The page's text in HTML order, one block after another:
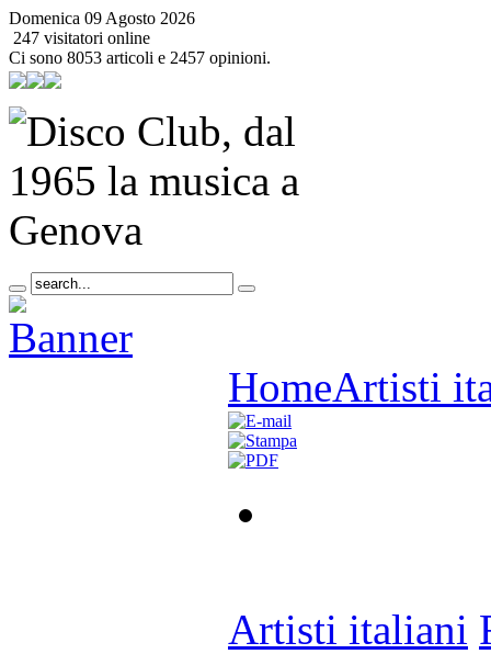
Domenica 09 Agosto 2026
247 visitatori online
Ci sono 8053 articoli e 2457 opinioni.
HomeArtisti
Artisti italiani